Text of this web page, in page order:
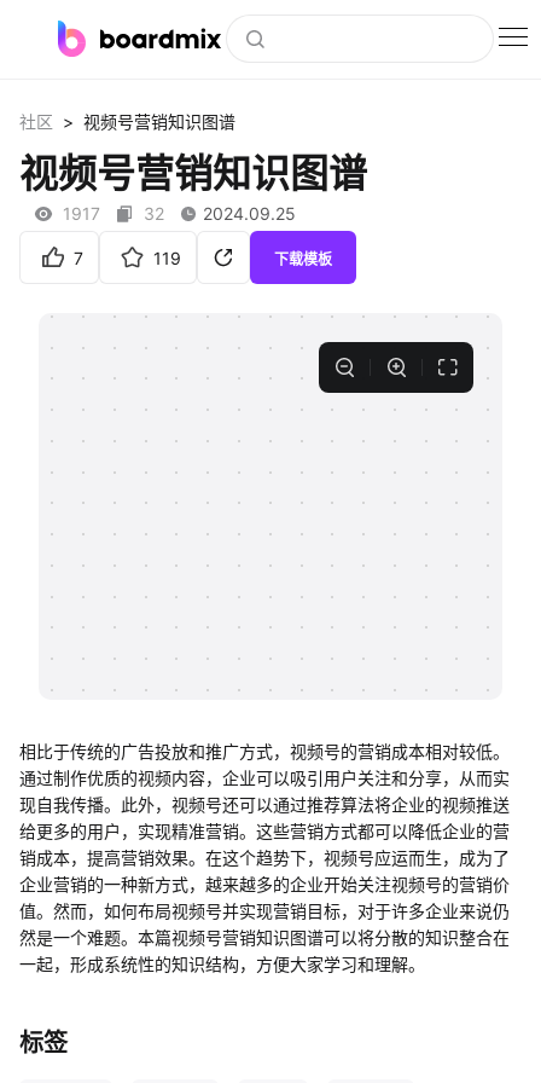
社区资源
下载
客户案例
支持
知识分享社区
社区 > 视频号营销知识图谱
视频号营销知识图谱
1917 32 2024.09.25
7 119 下载模板
相比于传统的广告投放和推广方式，视频号的营销成本相对较低。
通过制作优质的视频内容，企业可以吸引用户关注和分享，从而实
现自我传播。此外，视频号还可以通过推荐算法将企业的视频推送
给更多的用户，实现精准营销。这些营销方式都可以降低企业的营
销成本，提高营销效果。在这个趋势下，视频号应运而生，成为了
企业营销的一种新方式，越来越多的企业开始关注视频号的营销价
值。然而，如何布局视频号并实现营销目标，对于许多企业来说仍
然是一个难题。本篇视频号营销知识图谱可以将分散的知识整合在
一起，形成系统性的知识结构，方便大家学习和理解。
标签